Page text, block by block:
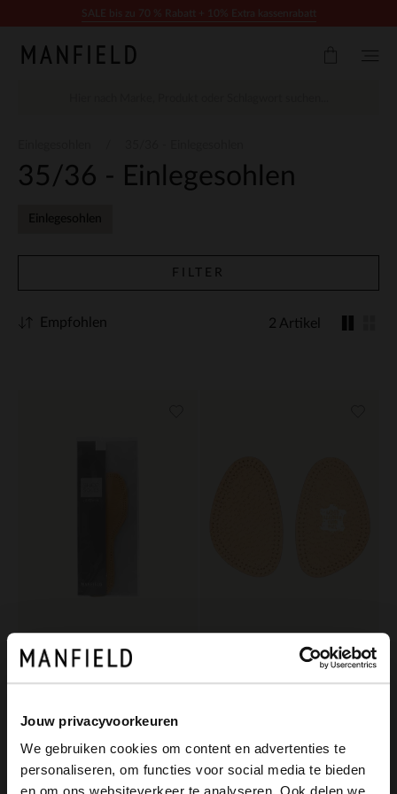
Jouw privacyvoorkeuren
We gebruiken cookies om content en advertenties te
personaliseren, om functies voor social media te bieden
35/36 - Einlegesohlen
Einlegesohlen
FILTER
2 Artikel
Empfohlen
Manfield
Leder-Einlegesohlen Vorfuß-Einlegesohle aus Leder